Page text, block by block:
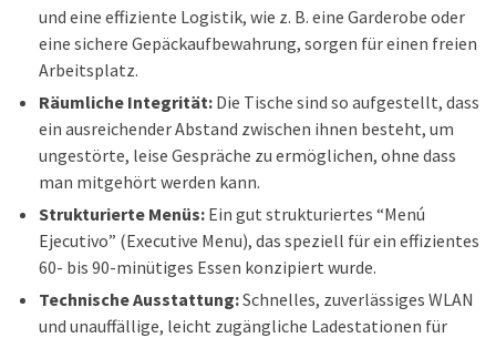
und eine effiziente Logistik, wie z. B. eine Garderobe oder
eine sichere Gepäckaufbewahrung, sorgen für einen freien
Arbeitsplatz.
Räumliche Integrität: Die Tische sind so aufgestellt, dass
ein ausreichender Abstand zwischen ihnen besteht, um
ungestörte, leise Gespräche zu ermöglichen, ohne dass
man mitgehört werden kann.
Strukturierte Menüs: Ein gut strukturiertes “Menú
Ejecutivo” (Executive Menu), das speziell für ein effizientes
60- bis 90-minütiges Essen konzipiert wurde.
Technische Ausstattung:Schnelles, zuverlässiges WLAN
und unauffällige, leicht zugängliche Ladestationen für